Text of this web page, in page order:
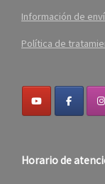
Información de
Política de
Horario de